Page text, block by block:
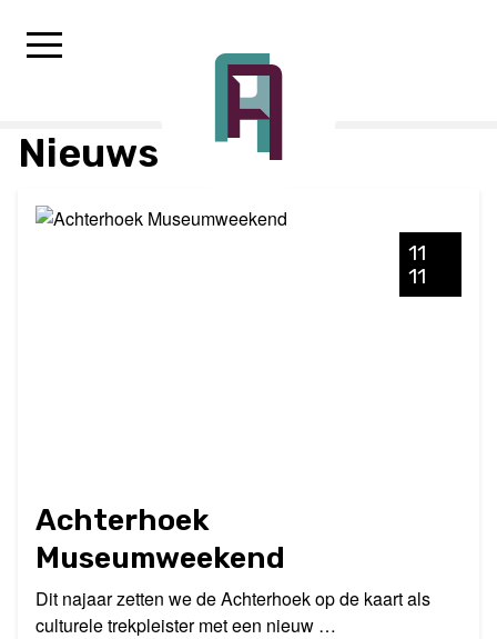
Nieuws
11
11
Achterhoek
Museumweekend
Dit najaar zetten we de Achterhoek op de kaart als
culturele trekpleister met een nieuw …